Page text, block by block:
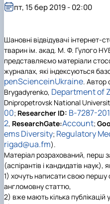
лабораторії
Звіти
Керівник
Час
Гуртківці
Історія
Наукові школи
Шановні відвідувачі інтернет-
тварин ім. акад. М. Ф. Гулого
представляємо матеріали
журналах, які індексуються
penScienceinUkraine. Автор
Brygadyrenko, Department of
Dnipropetrovsk National
00; Researcher ID: B-7287-
2, ResearchGate:Account;
ems Diversity; Regulatory
rigad@ua.fm).
Матеріал розрахований, перш
(аспірантів і кандидатів наук),
1) хочуть написати свою першу
англомовну статтю,
2) вже мають кілька публікацій
пт, 15 бер 2019 - 02:00